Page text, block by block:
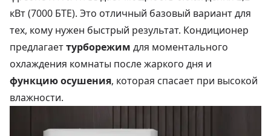
кВт (7000 БТЕ). Это отличный базовый вариант для
тех, кому нужен быстрый результат. Кондиционер
предлагаеттурборежим для моментального
охлаждения комнаты после жаркого дня и
функцию осушения, которая спасает при высокой
влажности.